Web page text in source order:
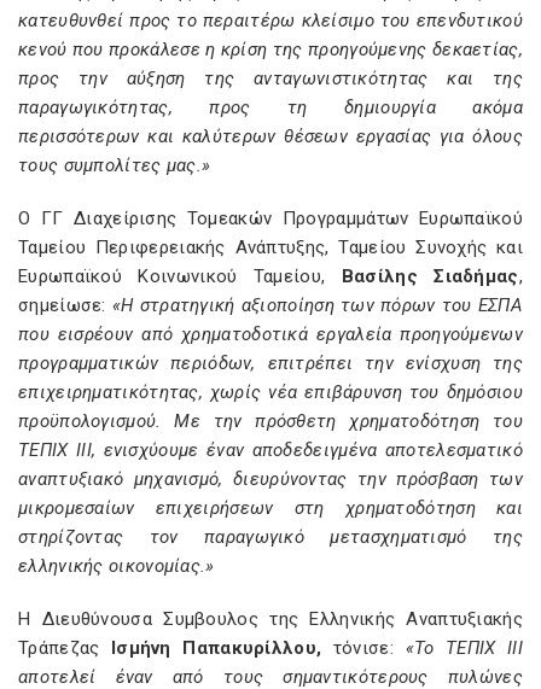
κατευθυνθεί προς το περαιτέρω κλείσιμο του επενδυτικού
κενού που προκάλεσε η κρίση της προηγούμενης δεκαετίας,
προς την αύξηση της ανταγωνιστικότητας και της
παραγωγικότητας, προς τη δημιουργία ακόμα
περισσότερων και καλύτερων θέσεων εργασίας για όλους
τους συμπολίτες μας.»
Ο ΓΓ Διαχείρισης Τομεακών Προγραμμάτων Ευρωπαϊκού
Ταμείου Περιφερειακής Ανάπτυξης, Ταμείου Συνοχής και
Ευρωπαϊκού Κοινωνικού Ταμείου, Βασίλης Σιαδήμας,
σημείωσε: «Η στρατηγική αξιοποίηση των πόρων του ΕΣΠΑ
που εισρέουν από χρηματοδοτικά εργαλεία προηγούμενων
προγραμματικών περιόδων, επιτρέπει την ενίσχυση της
επιχειρηματικότητας, χωρίς νέα επιβάρυνση του δημόσιου
προϋπολογισμού. Με την πρόσθετη χρηματοδότηση του
ΤΕΠΙΧ ΙΙΙ, ενισχύουμε έναν αποδεδειγμένα αποτελεσματικό
αναπτυξιακό μηχανισμό, διευρύνοντας την πρόσβαση των
μικρομεσαίων επιχειρήσεων στη χρηματοδότηση και
στηρίζοντας τον παραγωγικό μετασχηματισμό της
ελληνικής οικονομίας.»
H Διευθύνουσα Συμβουλος της Ελληνικής Αναπτυξιακής
Τράπεζας Ισμήνη Παπακυρίλλου, τόνισε: «Το ΤΕΠΙΧ ΙΙΙ
αποτελεί έναν από τους σημαντικότερους πυλώνες